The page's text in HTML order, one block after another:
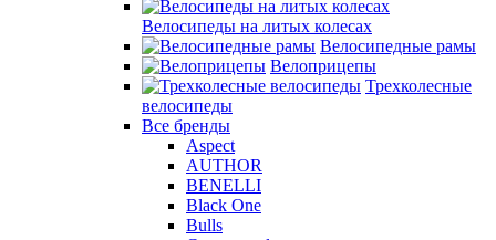
Велосипеды на литых колесах
Велосипедные рамы
Велоприцепы
Трехколесные
велосипеды
Все бренды
Aspect
AUTHOR
BENELLI
Black One
Bulls